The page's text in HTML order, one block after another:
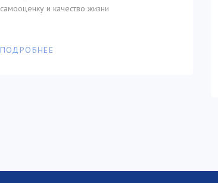
самооценку и качество жизни
ПОДРОБНЕЕ